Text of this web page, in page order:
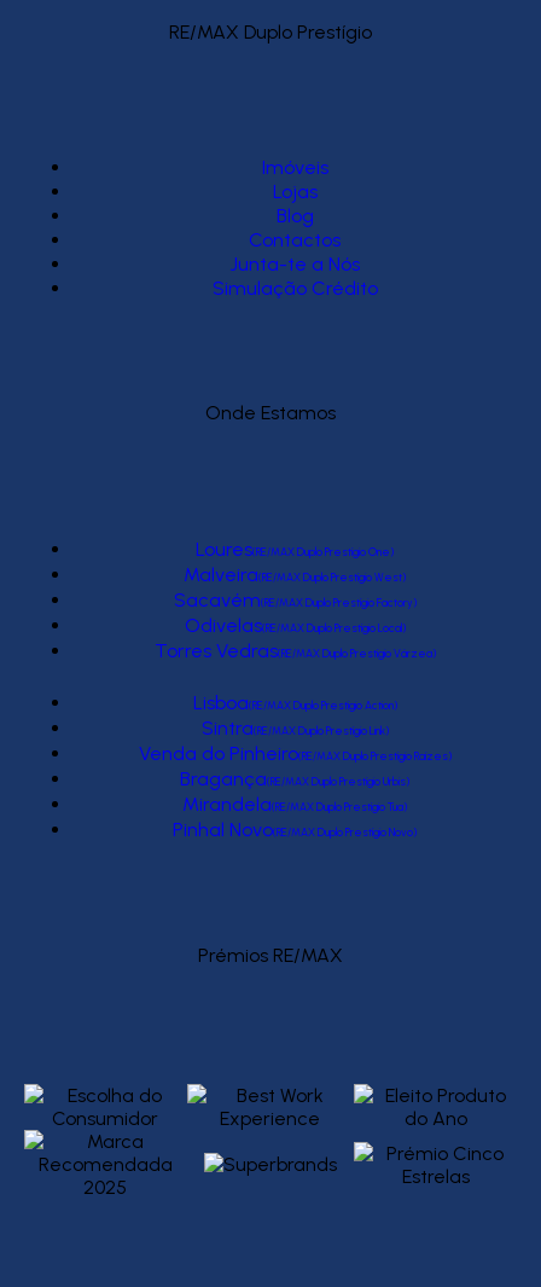
RE/MAX Duplo Prestígio
Imóveis
Lojas
Blog
Contactos
Junta-te a Nós
Simulação Crédito
Onde Estamos
Loures(RE/MAX Duplo Prestígio One)
Malveira(RE/MAX Duplo Prestígio West)
Sacavém(RE/MAX Duplo Prestígio Factory)
Odivelas(RE/MAX Duplo Prestígio Local)
Torres Vedras(RE/MAX Duplo Prestígio Várzea)
Lisboa(RE/MAX Duplo Prestígio Action)
Sintra(RE/MAX Duplo Prestígio Link)
Venda do Pinheiro(RE/MAX Duplo Prestígio Raízes)
Bragança(RE/MAX Duplo Prestígio Urbis)
Mirandela(RE/MAX Duplo Prestígio Tua)
Pinhal Novo(RE/MAX Duplo Prestígio Novo)
Prémios RE/MAX